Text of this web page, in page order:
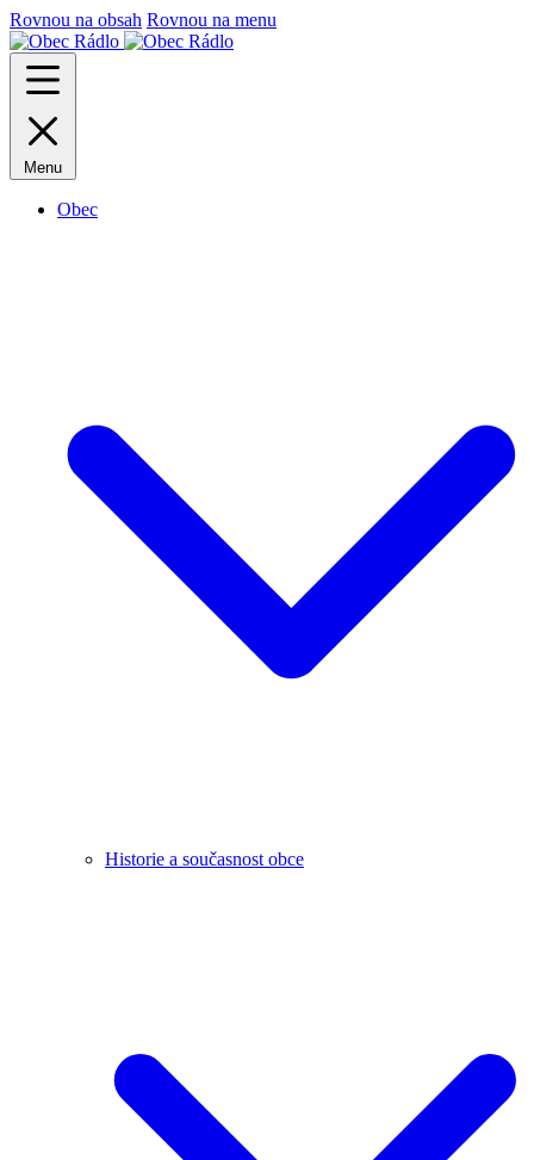
Rovnou na obsah Rovnou na menu
Menu
Obec
Historie a současnost obce